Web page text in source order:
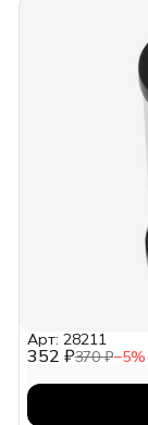
352 ₽370 ₽−5%
Арт: 28211